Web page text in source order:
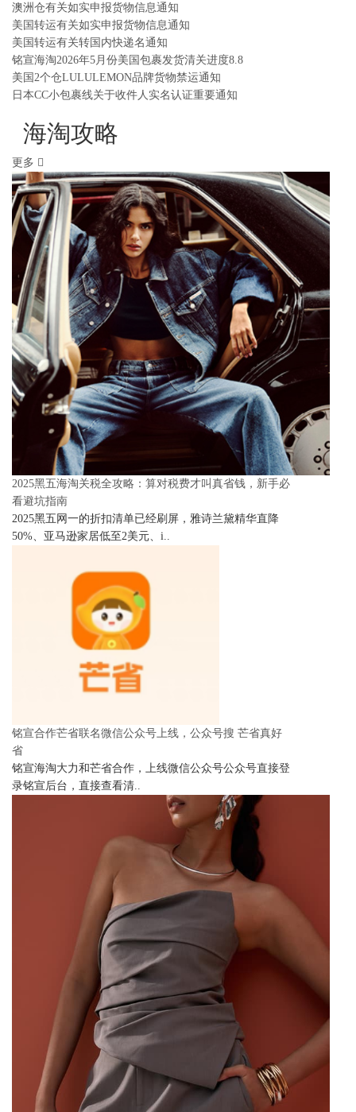
澳洲仓有关如实申报货物信息通知
美国转运有关如实申报货物信息通知
美国转运有关转国内快递名通知
铭宣海淘2026年5月份美国包裹发货清关进度8.8
美国2个仓LULULEMON品牌货物禁运通知
日本CC小包裹线关于收件人实名认证重要通知
海淘攻略
更多
2025黑五海淘关税全攻略：算对税费才叫真省钱，新手必
看避坑指南
2025黑五网一的折扣清单已经刷屏，雅诗兰黛精华直降
50%、亚马逊家居低至2美元、i..
铭宣合作芒省联名微信公众号上线，公众号搜 芒省真好
省
铭宣海淘大力和芒省合作，上线微信公众号公众号直接登
录铭宣后台，直接查看清..